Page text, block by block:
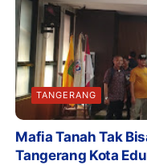
TANGERANG
Mafia Tanah Tak
Tangerang Kota